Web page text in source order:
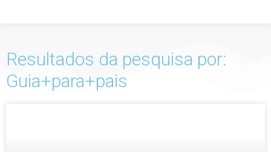
Resultados da pesquisa por:
Guia+para+pais